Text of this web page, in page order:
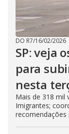
DO R7/16/02/2026
SP: veja
para
nesta
Mais de 318 mil
Imigrantes;
recomendações